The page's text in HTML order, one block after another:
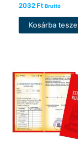
2032Ft Bruttó
Kosárba